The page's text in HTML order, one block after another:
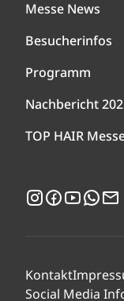
Messe News
Besucherinfos
Programm
Nachbericht
TOP HAIR
Instagram
Facebook
YouTube
Kontakt
Social Media